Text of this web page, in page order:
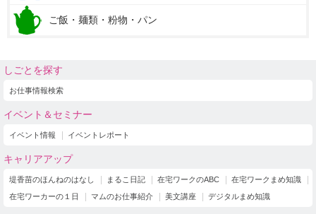
ご飯・麺類・粉物・パン
しごとを探す
お仕事情報検索
イベント＆セミナー
イベント情報 イベントレポート
キャリアアップ
堤香苗のほんねのはなし まるこ日記 在宅ワークのABC
在宅ワークまめ知識
在宅ワーカーの１日
マムのお仕事紹介 美文講座 デジタルまめ知識